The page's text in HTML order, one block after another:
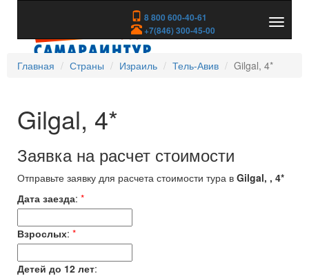
8 800 600-40-61
+7(846) 300-45-00
скрыть
Главная
Страны Израиль Тель-Авив Gilgal, 4*
Gilgal, 4*
Заявка на расчет стоимости
Отправьте заявку для расчета стоимости тура в Gilgal, , 4*
Дата заезда: *
Взрослых: *
Детей до 12 лет: